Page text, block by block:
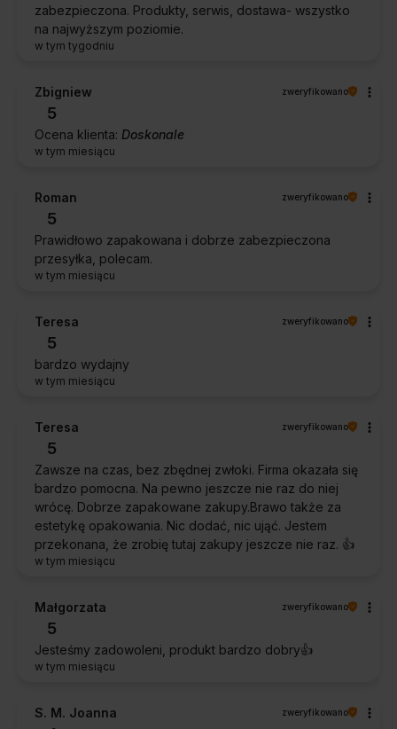
zabezpieczona. Produkty, serwis, dostawa- wszystko
na najwyższym poziomie.
w tym tygodniu
Zbigniew zweryfikowano
5
Ocena klienta: Doskonale
w tym miesiącu
Roman zweryfikowano
5
Prawidłowo zapakowana i dobrze zabezpieczona
przesyłka, polecam.
w tym miesiącu
Teresa zweryfikowano
5
bardzo wydajny
w tym miesiącu
Teresa zweryfikowano
5
Zawsze na czas, bez zbędnej zwłoki. Firma okazała się
bardzo pomocna. Na pewno jeszcze nie raz do niej
wrócę. Dobrze zapakowane zakupy.Brawo także za
estetykę opakowania. Nic dodać, nic ująć. Jestem
przekonana, że zrobię tutaj zakupy jeszcze nie raz. 👍️
w tym miesiącu
Małgorzata zweryfikowano
5
Jesteśmy zadowoleni, produkt bardzo dobry👍️
w tym miesiącu
S. M. Joanna zweryfikowano